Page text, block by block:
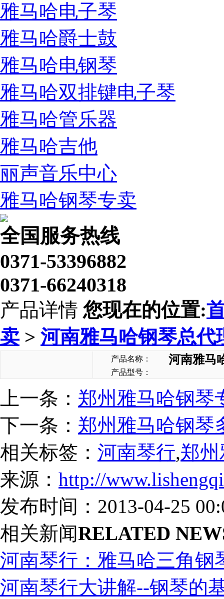
雅马哈电子琴
雅马哈爵士鼓
雅马哈电钢琴
雅马哈双排键电子琴
雅马哈管乐器
雅马哈吉他
丽声音乐中心
雅马哈钢琴专卖
全国服务热线
0371-53396882
0371-66240318
产品详情 您现在的位置:
卖 > 河南雅马哈钢琴总代
产品名称： 河南雅马
产品型号：
上一条： 郑州雅马哈钢琴
下一条： 郑州雅马哈钢琴
相关标签： 河南琴行,郑
来源： http://
发布时间：2013-04-25
相关新闻RELATED
河南琴行：雅马哈三角钢
河南琴行大讲解--钢琴的